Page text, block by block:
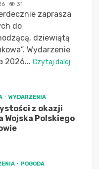
31
zaprasza
do
dziewiątą
Wydarzenie
2026... Czytaj dalej
WYDARZENIA
z okazji
Wojska Polskiego
POGODA